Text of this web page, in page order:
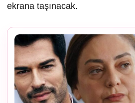
ekrana taşınacak.